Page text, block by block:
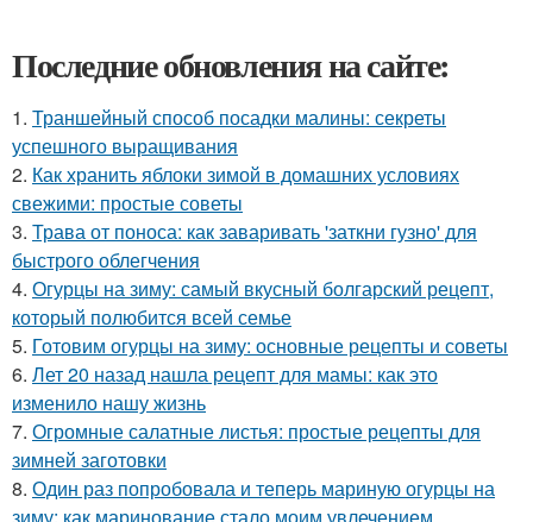
Последние обновления на сайте:
1. Траншейный способ посадки малины: секреты
успешного выращивания
2. Как хранить яблоки зимой в домашних условиях
свежими: простые советы
3. Трава от поноса: как заваривать 'заткни гузно' для
быстрого облегчения
4. Огурцы на зиму: самый вкусный болгарский рецепт,
который полюбится всей семье
5. Готовим огурцы на зиму: основные рецепты и советы
6. Лет 20 назад нашла рецепт для мамы: как это
изменило нашу жизнь
7. Огромные салатные листья: простые рецепты для
зимней заготовки
8. Один раз попробовала и теперь мариную огурцы на